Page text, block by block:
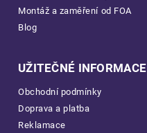
Montáž a zaměření od FOA
Blog
UŽITEČNÉ INFORMACE
Obchodní podmínky
Doprava a platba
Reklamace